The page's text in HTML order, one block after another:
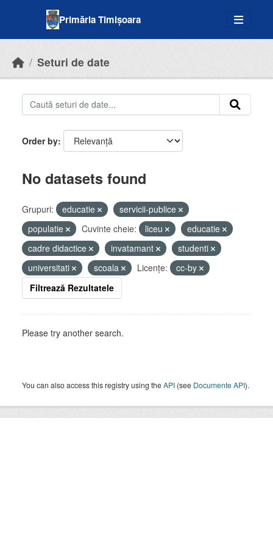
Primăria Timișoara
Seturi de date
Order by
No datasets found
Grupuri: educatie
servicii-publice
populatie
Cuvinte cheie: liceu
educatie
cadre didactice
invatamant
studenti
universitati
scoala Licenţe:
cc-by
Filtrează Rezultatele
Please try another search.
You can also access this registry using theAPI (see Documente API).